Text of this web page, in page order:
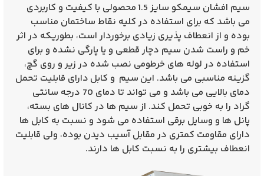
سیم افشان سیمکو سایز 1.5 محصولی با کیفیت و کاربردی
می باشد که برای استفاده در کلیه نقاط ساختمان مناسب
بوده و از انعطاف پذیری زیادی برخوردار است، بطوریکه در اثر
خم و راست شدن سیم دچار قطعی و یا پارگی نشده و برای
استفاده در لوله های خرطومی نصب شده در زیر و روی گچ،
گزینه مناسبی می باشد. این سیم و کابل دارای قابلیت تحمل
دمای بالایی می باشد و می تواند تا دمای 70 درجه سانتی
گراد را به خوبی تحمل کند. از سیم ها در کانال های بسته،
پانل ها و وسایل برقی استفاده می شود و نسبت به کابل ها
دارای مقاومت کمتری در مقابل آسیب دیدن بوده، ولی قابلیت
انعطاف بیشتری را به نسبت کابل ها دارند.